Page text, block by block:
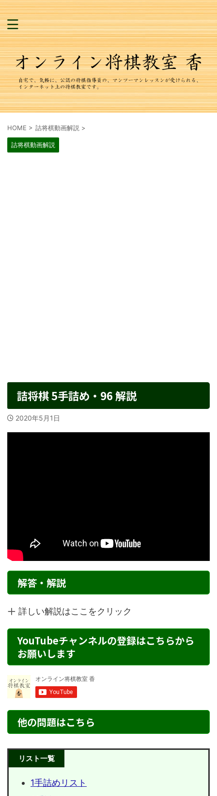
HOME > 詰将棋動画解説 >
詰将棋動画解説
詰将棋 5手詰め・96 解説
2020年5月1日
解答・解説
詳しい解説はここをクリック
YouTubeチャンネルの登録はこちらから
お願いします
他の問題はこちら
リスト一覧
1手詰めリスト